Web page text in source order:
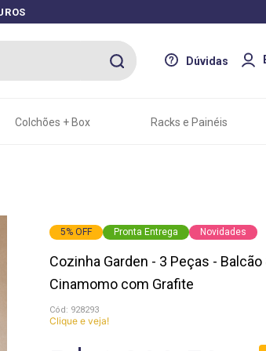
Dúvidas
Colchões + Box Racks e Painéis
5%OFF Pronta Entrega Novidades
Cozinha Garden - 3 Peças -
Cinamomo com Grafite
: 928293
Clique e veja!